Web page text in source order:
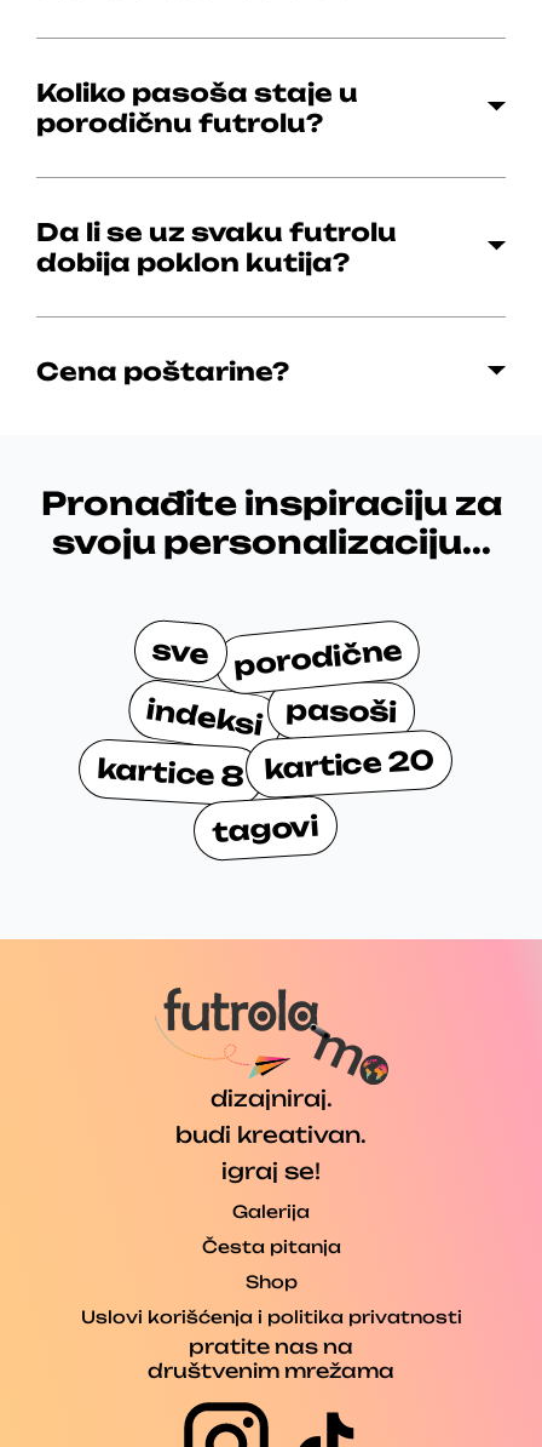
Koliko pasoša staje u
porodičnu futrolu?
Da li se uz svaku futrolu
dobija poklon kutija?
Cena poštarine?
Pronađite inspiraciju za
svoju personalizaciju...
sve porodične
indeksi pasoši
kartice 8 kartice 20
tagovi
dizajniraj.
budi kreativan.
igraj se!
Galerija
Česta pitanja
Shop
Uslovi korišćenja i politika privatnosti
pratite nas na
društvenim mrežama